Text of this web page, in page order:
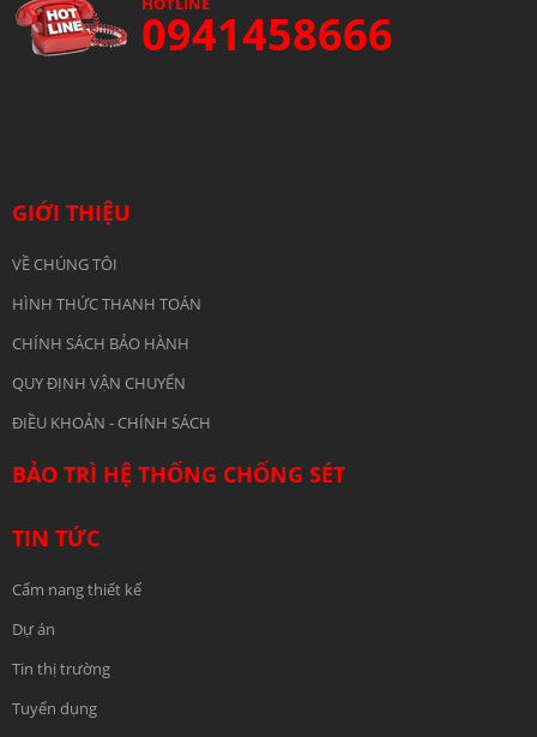
0941458666
GIỚI THIỆU
VỀ CHÚNG TÔI
HÌNH THỨC THANH TOÁN
CHÍNH SÁCH BẢO HÀNH
QUY ĐỊNH VẬN CHUYỂN
ĐIỀU KHOẢN - CHÍNH SÁCH
BẢO TRÌ HỆ THỐNG CHỐNG SÉT
TIN TỨC
Cẩm nang thiết kế
Dự án
Tin thị trường
Tuyển dụng